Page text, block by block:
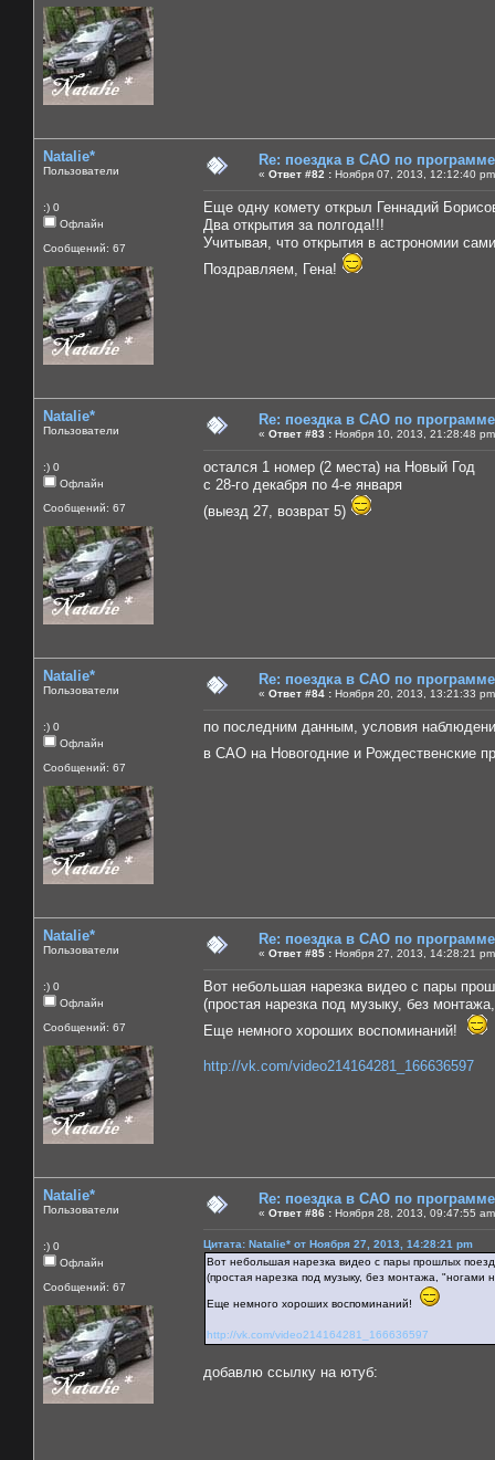
Natalie*
Пользователи
:) 0
Офлайн
Сообщений: 67
Re: поездка в САО по
« Ответ #82 : Ноября 07, 2013, 12:12:40
Еще одну комету открыл Геннадий
Два открытия за полгода!!!
Учитывая, что открытия в астрономии
Поздравляем, Гена!
Natalie*
Пользователи
:) 0
Офлайн
Сообщений: 67
Re: поездка в САО по
« Ответ #83 : Ноября 10, 2013, 21:28:48
остался 1 номер (2 места) на Новый Год
с 28-го декабря по 4-е января
(выезд 27, возврат 5)
Natalie*
Пользователи
:) 0
Офлайн
Сообщений: 67
Re: поездка в САО по
« Ответ #84 : Ноября 20, 2013, 13:21:33
по последним данным, условия
в САО на Новогодние и Рождественские
Natalie*
Пользователи
:) 0
Офлайн
Сообщений: 67
Re: поездка в САО по
« Ответ #85 : Ноября 27, 2013, 14:28:21
Вот небольшая нарезка видео с пары
(простая нарезка под музыку, без
Еще немного хороших воспоминаний!
http://vk.com/video214164281_166636597
Natalie*
Пользователи
:) 0
Офлайн
Сообщений: 67
Re: поездка в САО по
« Ответ #86 : Ноября 28, 2013, 09:47:55
Цитата: Natalie* от Ноября 27, 2013, 14:28:21 pm
Вот небольшая нарезка видео с пары прошлых
(простая нарезка под музыку, без монтажа, "ногами
Еще немного хороших воспоминаний!
http://vk.com/video214164281_166636597
добавлю ссылку на ютуб: